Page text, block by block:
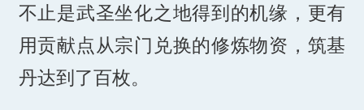
不止是武圣坐化之地得到的机缘，更有
用贡献点从宗门兑换的修炼物资，筑基
丹达到了百枚。